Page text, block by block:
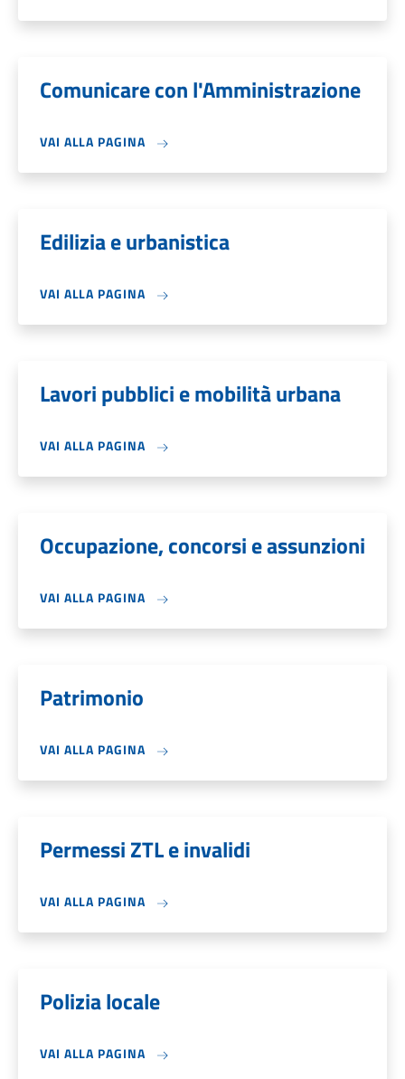
Comunicare con l'Amministrazione
VAI ALLA PAGINA
Edilizia e urbanistica
VAI ALLA PAGINA
Lavori pubblici e mobilità urbana
VAI ALLA PAGINA
Occupazione, concorsi e assunzioni
VAI ALLA PAGINA
Patrimonio
VAI ALLA PAGINA
Permessi ZTL e invalidi
VAI ALLA PAGINA
Polizia locale
VAI ALLA PAGINA